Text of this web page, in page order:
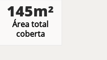
145m²
Área total
coberta